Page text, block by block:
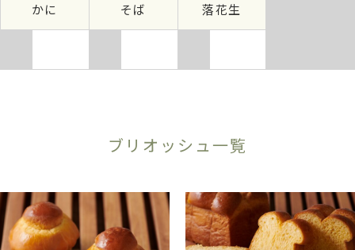
かに そば 落花生
ブリオッシュ一覧